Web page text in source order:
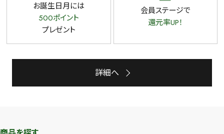
お誕生日月には
500ポイント
プレゼント
会員ステージで
還元率UP！
詳細へ